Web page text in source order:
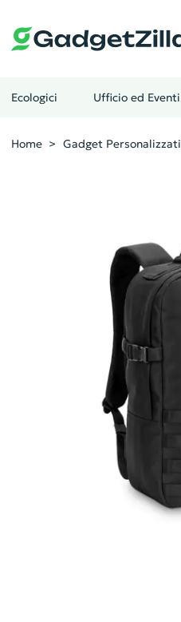
Ecologici Ufficio ed Eventi
Home Gadget Personalizzati